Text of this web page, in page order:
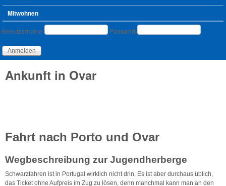
Mitwohnen
Benutzeranmeldung
Benutzername Passwort
Ankunft in Ovar
Fahrt nach Porto und Ovar
Wegbeschreibung zur Jugendherberge
Schwarzfahren ist in Portugal wirklich nicht drin. Es ist aber durchaus üblich,
das Ticket ohne Aufpreis im Zug zu lösen, denn manchmal kann man an den